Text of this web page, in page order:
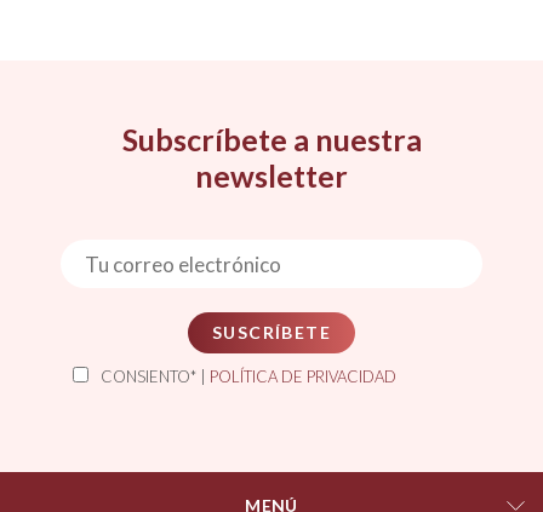
Subscríbete a nuestra
newsletter
SUSCRÍBETE
CONSIENTO* | POLÍTICA DE PRIVACIDAD
MENÚ